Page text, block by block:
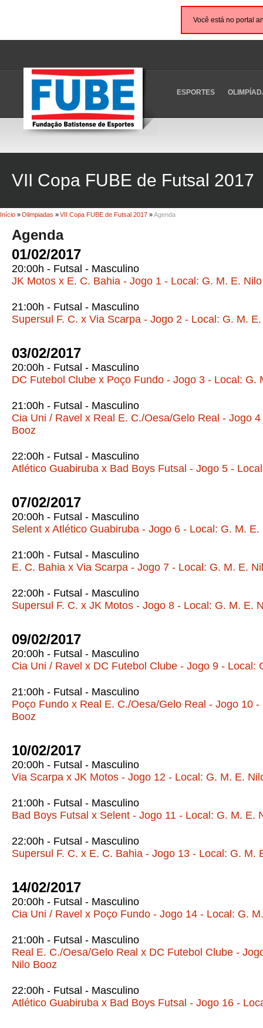
Você está no portal
ESPORTES
VII Copa FUBE de Futsal 2017
Início »Olimpiadas »VII Copa FUBE de Futsal 2017 »Agenda
Agenda
01/02/2017
20:00h - Futsal - Masculino
JK Motos x E. C. Bahia - Jogo 1 - Local: G. M. E.
21:00h - Futsal - Masculino
Supersul F. C. x Via Scarpa - Jogo 2 - Local: G. M.
03/02/2017
20:00h - Futsal - Masculino
DC Futebol Clube x Poço Fundo - Jogo 3 - Local: G.
21:00h - Futsal - Masculino
Cia Uni / Ravel x Real E. C./Oesa/Gelo Real - Jogo
Booz
22:00h - Futsal - Masculino
Atlético Guabiruba x Bad Boys Futsal - Jogo 5 -
07/02/2017
20:00h - Futsal - Masculino
Selent x Atlético Guabiruba - Jogo 6 - Local: G. M. E.
21:00h - Futsal - Masculino
E. C. Bahia x Via Scarpa - Jogo 7 - Local: G. M. E.
22:00h - Futsal - Masculino
Supersul F. C. x JK Motos - Jogo 8 - Local: G. M. E.
09/02/2017
20:00h - Futsal - Masculino
Cia Uni / Ravel x DC Futebol Clube - Jogo 9 - Local:
21:00h - Futsal - Masculino
Poço Fundo x Real E. C./Oesa/Gelo Real - Jogo 10
Booz
10/02/2017
20:00h - Futsal - Masculino
Via Scarpa x JK Motos - Jogo 12 - Local: G. M. E.
21:00h - Futsal - Masculino
Bad Boys Futsal x Selent - Jogo 11 - Local: G. M. E.
22:00h - Futsal - Masculino
Supersul F. C. x E. C. Bahia - Jogo 13 - Local: G. M.
14/02/2017
20:00h - Futsal - Masculino
Cia Uni / Ravel x Poço Fundo - Jogo 14 - Local: G.
21:00h - Futsal - Masculino
Real E. C./Oesa/Gelo Real x DC Futebol Clube -
Nilo Booz
22:00h - Futsal - Masculino
Atlético Guabiruba x Bad Boys Futsal - Jogo 16 -